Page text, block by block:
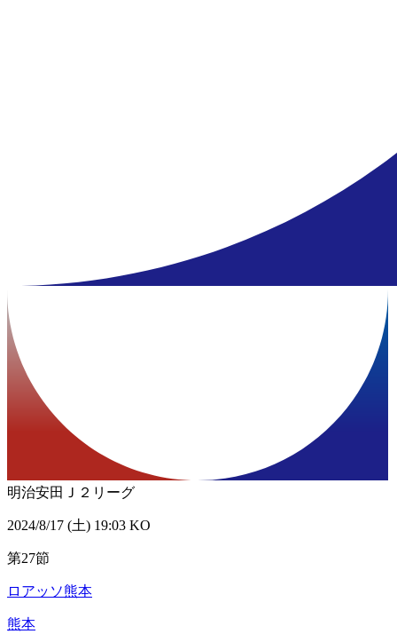
明治安田Ｊ２リーグ
2024/8/17 (土) 19:03 KO
第27節
ロアッソ熊本
熊本